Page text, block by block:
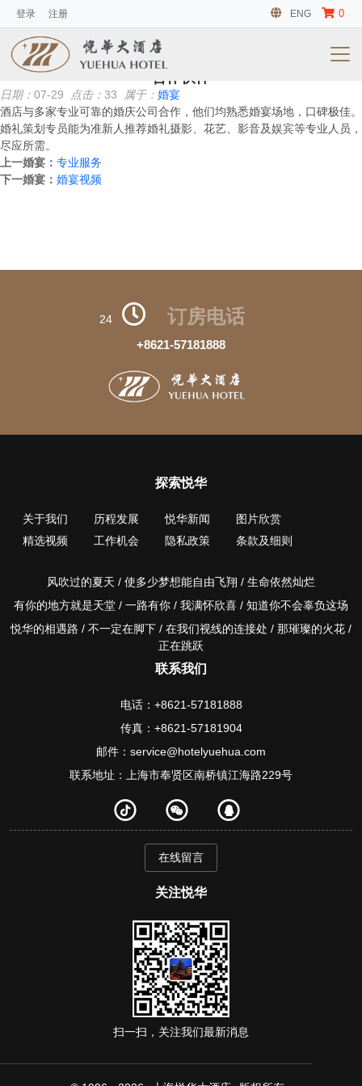
登录 注册 ENG 0
会议及活动
暂无信息
合作伙伴
日期： 07-29 点击： 33 属于： 婚宴
酒店与多家专业可靠的婚庆公司合作，他们均熟悉婚宴场地，口碑极佳。
婚礼策划专员能为准新人推荐婚礼摄影、花艺、影音及娱宾等专业人员，
尽应所需。
上一婚宴： 专业服务
下一婚宴： 婚宴视频
24 订房电话
+8621-57181888
探索悦华
关于我们 历程发展 悦华新闻
图片欣赏
精选视频
工作机会 隐私政策 条款及细则
风吹过的夏天 / 使多少梦想能自由飞翔 / 生命依然灿烂
有你的地方就是天堂 / 一路有你 / 我满怀欣喜 / 知道你不会辜负这场
悦华的相遇路 / 不一定在脚下 / 在我们视线的连接处 / 那璀璨的火花 /
正在跳跃
联系我们
电话：+8621-57181888
传真：+8621-57181904
邮件：service@hotelyuehua.com
联系地址：上海市奉贤区南桥镇江海路229号
在线留言
关注悦华
扫一扫，关注我们最新消息